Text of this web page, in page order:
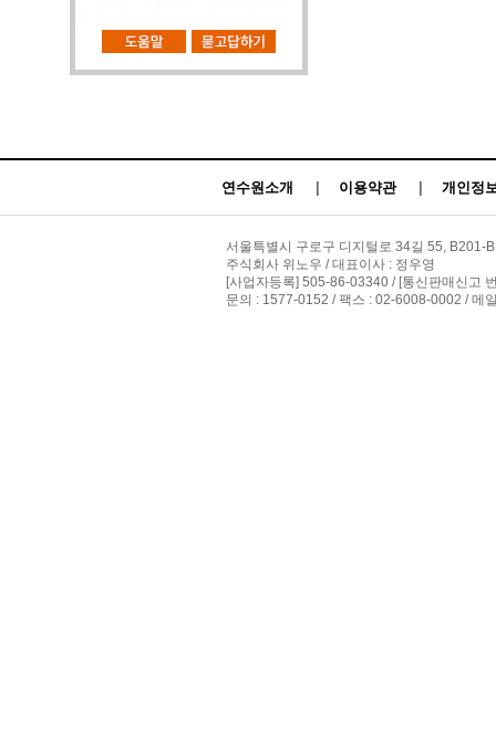
연수원소개 이용약관 개인정
서울특별시 구로구 디지털로 34길 55, B201-
주식회사 위노우 / 대표이사 : 정우영
[사업자등록] 505-86-03340 / [통신판매신고
문의 : 1577-0152 / 팩스 : 02-6008-0002 / 메